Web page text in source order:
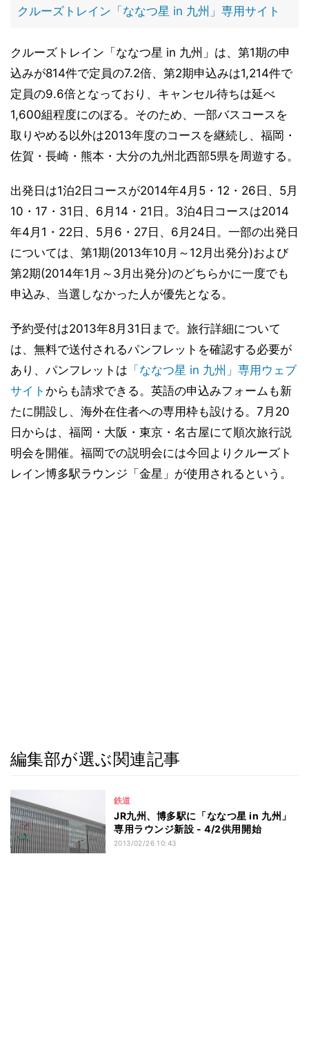
クルーズトレイン「ななつ星 in 九州」専用サイト
クルーズトレイン「ななつ星 in 九州」は、第1期の申
込みが814件で定員の7.2倍、第2期申込みは1,214件で
定員の9.6倍となっており、キャンセル待ちは延べ
1,600組程度にのぼる。そのため、一部バスコースを
取りやめる以外は2013年度のコースを継続し、福岡・
佐賀・長崎・熊本・大分の九州北西部5県を周遊する。
出発日は1泊2日コースが2014年4月5・12・26日、5月
10・17・31日、6月14・21日。3泊4日コースは2014
年4月1・22日、5月6・27日、6月24日。一部の出発日
については、第1期(2013年10月～12月出発分)および
第2期(2014年1月～3月出発分)のどちらかに一度でも
申込み、当選しなかった人が優先となる。
予約受付は2013年8月31日まで。旅行詳細について
は、無料で送付されるパンフレットを確認する必要が
あり、パンフレットは 「ななつ星 in 九州」専用ウェブ
サイト からも請求できる。英語の申込みフォームも新
たに開設し、海外在住者への専用枠も設ける。7月20
日からは、福岡・大阪・東京・名古屋にて順次旅行説
明会を開催。福岡での説明会には今回よりクルーズト
レイン博多駅ラウンジ「金星」が使用されるという。
編集部が選ぶ関連記事
鉄道
JR九州、博多駅に「ななつ星 in 九州」
専用ラウンジ新設 - 4/2供用開始
2013/02/26 10:43